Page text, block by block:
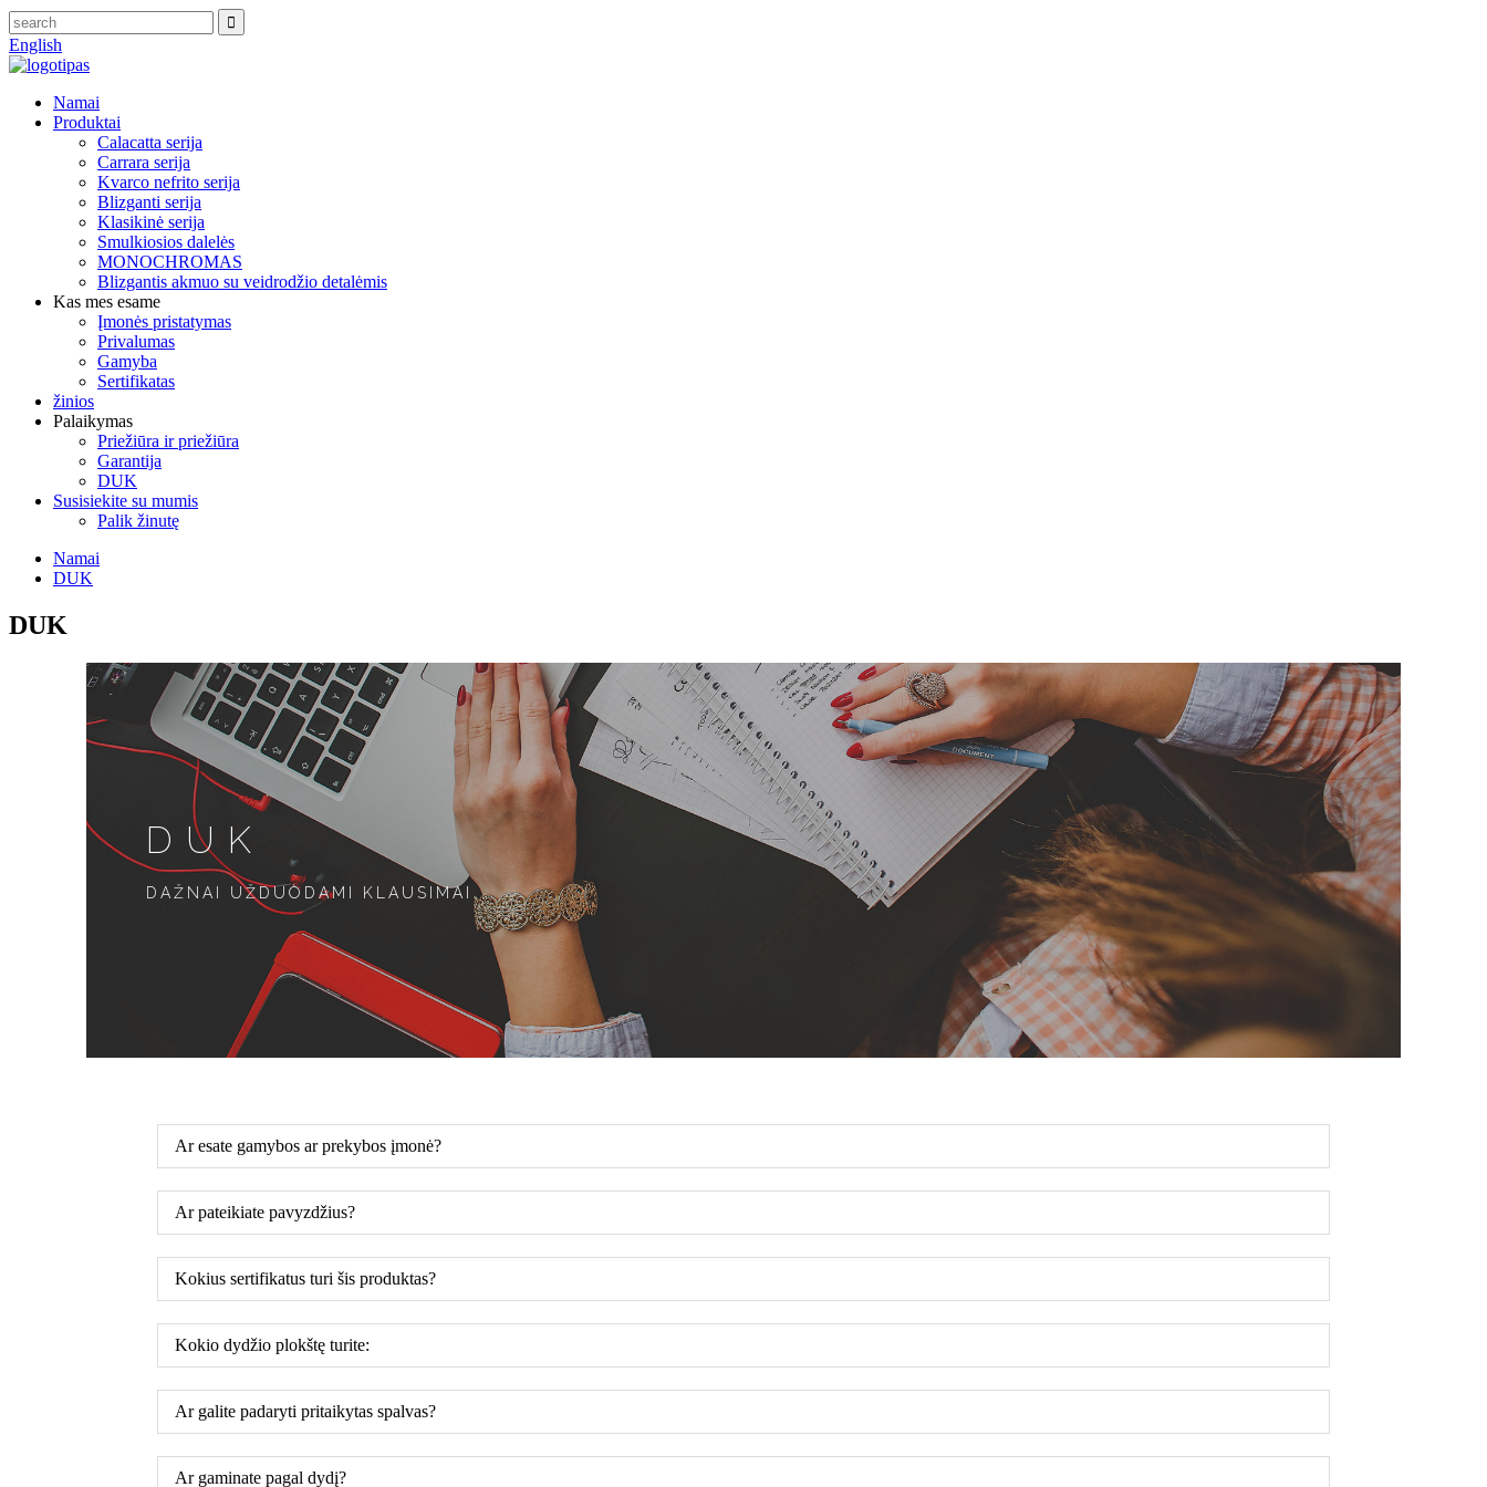
English
Namai
Produktai
Calacatta serija
Carrara serija
Kvarco nefrito serija
Blizganti serija
Klasikinė serija
Smulkiosios dalelės
MONOCHROMAS
Blizgantis akmuo su veidrodžio detalėmis
Kas mes esame
Įmonės pristatymas
Privalumas
Gamyba
Sertifikatas
žinios
Palaikymas
Priežiūra ir priežiūra
Garantija
DUK
Susisiekite su mumis
Palik žinutę
Namai
DUK
DUK
DUK
DAŽNAI UŽDUODAMI KLAUSIMAI
Ar esate gamybos ar prekybos įmonė?
Ar pateikiate pavyzdžius?
Kokius sertifikatus turi šis produktas?
Kokio dydžio plokštę turite:
Ar galite padaryti pritaikytas spalvas?
Ar gaminate pagal dydį?